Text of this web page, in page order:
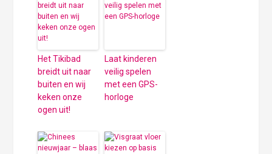
Het Tikibad
breidt uit naar
buiten en wij
keken onze
ogen uit!
Laat kinderen
veilig spelen
met een GPS-
horloge